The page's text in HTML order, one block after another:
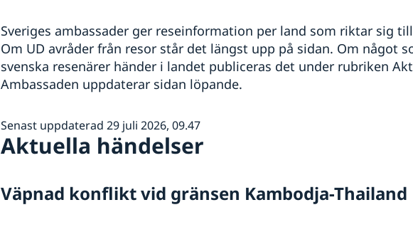
Sveriges ambassader ger reseinformation per land som riktar sig
Om UD avråder från resor står det längst upp på sidan. Om något
svenska resenärer händer i landet publiceras det under rubriken
Ambassaden uppdaterar sidan löpande.
Senast uppdaterad 29 juli 2026, 09.47
Aktuella händelser
Väpnad konflikt vid gränsen Kambodja-Thailand